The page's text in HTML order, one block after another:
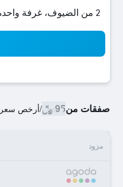
2 من الضيوف، غرفة واحدة
صفقات من95 ﷼ /أرخص سعر
مزود